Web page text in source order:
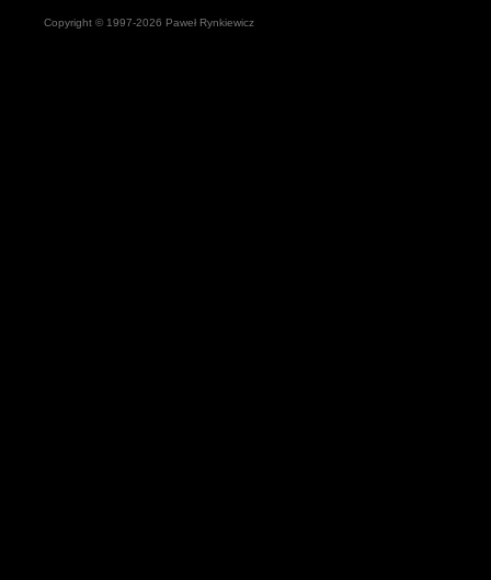
Copyright © 1997-2026 Paweł Rynkiewicz